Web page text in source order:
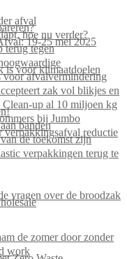
afval
hoe nu verder?
19-25 mei 2025
terug tegen
is voor klimaatdoelen
voor afvalvermindering
zak vol blikjes en
up al 10 miljoen kg
bij Jumbo
banden
verpakkingsafval reductie
de toekomst zijn
verpakkingen terug te
vragen over de broodzak
de zomer door zonder
work